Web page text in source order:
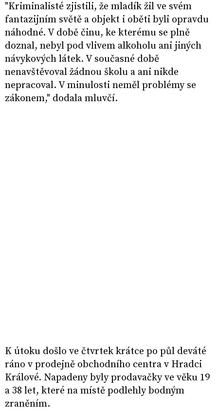
"Kriminalisté zjistili, že mladík žil ve svém
fantazijním světě a objekt i oběti byli opravdu
náhodné. V době činu, ke kterému se plně
doznal, nebyl pod vlivem alkoholu ani jiných
návykových látek. V současné době
nenavštěvoval žádnou školu a ani nikde
nepracoval. V minulosti neměl problémy se
zákonem," dodala mluvčí.
K útoku došlo ve čtvrtek krátce po půl deváté
ráno v prodejně obchodního centra v Hradci
Králové. Napadeny byly prodavačky ve věku 19
a 38 let, které na místě podlehly bodným
zraněním.